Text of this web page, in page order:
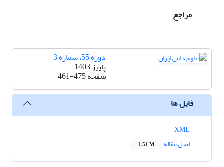
مراجع
دوره 55، شماره 3
پاییز 1403
صفحه461-475
فایل ها
اصل مقاله
1.51 M